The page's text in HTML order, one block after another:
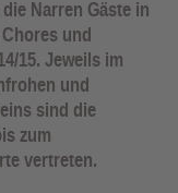
Narren Gäste in
und
15. Jeweils im
und
sind die
zum
vertreten.